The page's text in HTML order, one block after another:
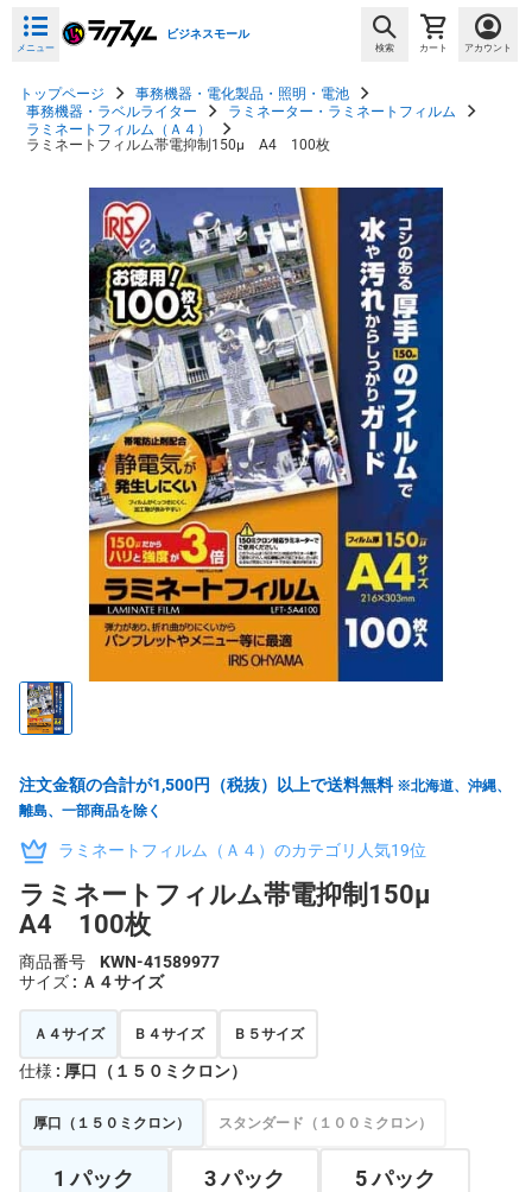
メニュー
ビジネスモール
検索 カート アカウント
トップページ
事務機器・電化製品・照明・電池
事務機器・ラベルライター
ラミネーター・ラミネートフィルム
ラミネートフィルム（Ａ４）
ラミネートフィルム帯電抑制150μ A4 100枚
注文金額の合計が1,500円（税抜）以上で送料無料 ※北海道、沖縄、
離島、一部商品を除く
ラミネートフィルム（Ａ４）のカテゴリ人気19位
ラミネートフィルム帯電抑制150μ
A4 100枚
商品番号
KWN-41589977
サイズ : Ａ４サイズ
Ａ４サイズ Ｂ４サイズ Ｂ５サイズ
仕様 : 厚口（１５０ミクロン）
厚口（１５０ミクロン） スタンダード（１００ミクロン）
1 パック
3 パック
5 パック